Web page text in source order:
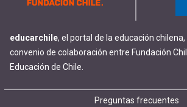
educarchile, el portal de la educación
convenio de colaboración entre Fundación
Educación de Chile.
Preguntas frecuentes